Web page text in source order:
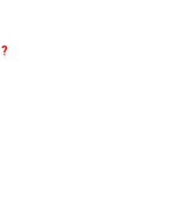
?